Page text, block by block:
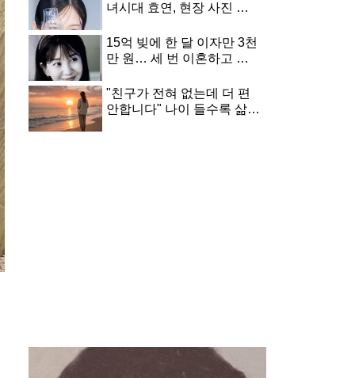
녀시대 효연, 현장 사진 한
사연
15억 빚에 한 달 이자만 3천
만 원… 세 번 이혼하고 두
배우 근황
"친구가 전혀 없는데 더 편
안합니다" 나이 들수록 삶이